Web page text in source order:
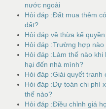
nước ngoài
Hỏi đáp :Đất mua thêm
đất?
Hỏi đáp về thừa kế
Hỏi đáp :Trường hợp
Hỏi đáp :Làm thế nào
hại đến nhà mình?
Hỏi đáp :Giải quyết
Hỏi đáp :Dự toán chi phí
thế nào?
Hỏi đáp :Điều chỉnh giá